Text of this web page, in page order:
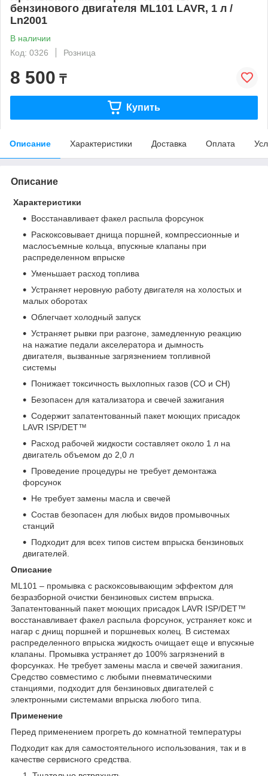
бензинового двигателя ML101 LAVR, 1 л /
Ln2001
В наличии
Код: 0326
Розница
8 500 ₸
Купить
Описание Характеристики Доставка Оплата
Описание
Характеристики
Восстанавливает факел распыла форсунок
Раскоксовывает днища поршней, компрессионные и
маслосъемные кольца, впускные клапаны при
распределенном впрыске
Уменьшает расход топлива
Устраняет неровную работу двигателя на холостых и
малых оборотах
Облегчает холодный запуск
Устраняет рывки при разгоне, замедленную реакцию
на нажатие педали акселератора и дымность
двигателя, вызванные загрязнением топливной
системы
Понижает токсичность выхлопных газов (CO и СН)
Безопасен для катализатора и свечей зажигания
Содержит запатентованный пакет моющих присадок
LAVR ISP/DET™
Расход рабочей жидкости составляет около 1 л на
двигатель объемом до 2,0 л
Проведение процедуры не требует демонтажа
форсунок
Не требует замены масла и свечей
Состав безопасен для любых видов промывочных
станций
Подходит для всех типов систем впрыска бензиновых
двигателей.
Описание
ML101 – промывка с раскоксовывающим эффектом для
безразборной очистки бензиновых систем впрыска.
Запатентованный пакет моющих присадок LAVR ISP/DET™
восстанавливает факел распыла форсунок, устраняет кокс и
нагар с днищ поршней и поршневых колец. В системах
распределенного впрыска жидкость очищает еще и впускные
клапаны. Промывка устраняет до 100% загрязнений в
форсунках. Не требует замены масла и свечей зажигания.
Средство совместимо с любыми пневматическими
станциями, подходит для бензиновых двигателей с
электронными системами впрыска любого типа.
Применение
Перед применением прогреть до комнатной температуры
Подходит как для самостоятельного использова­ния, так и в
качестве сервисного средства.